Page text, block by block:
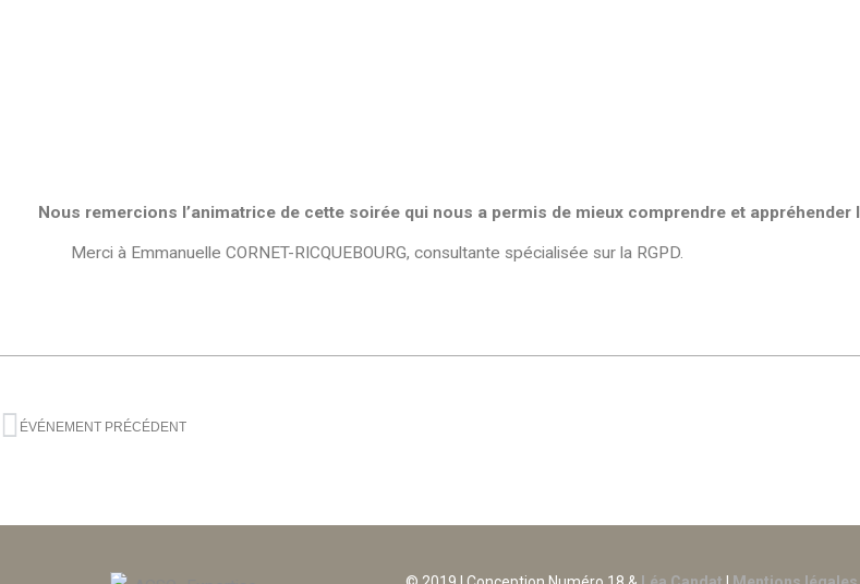
Nous remercions l’animatrice de cette soirée qui nous a permis de mieux comprendre et appréhender
Merci à Emmanuelle CORNET-RICQUEBOURG, consultante spécialisée sur la RGPD.
ÉVÉNEMENT PRÉCÉDENT